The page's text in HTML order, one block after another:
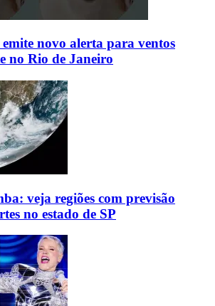
novo alerta para ventos
no Rio de Janeiro
veja regiões com previsão
no estado de SP